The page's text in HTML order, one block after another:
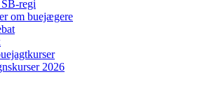
regi
om buejægere
2026